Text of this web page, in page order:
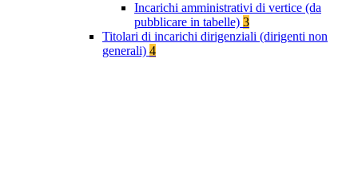
Incarichi amministrativi di vertice (da
pubblicare in tabelle) 3
Titolari di incarichi dirigenziali (dirigenti non
generali) 4